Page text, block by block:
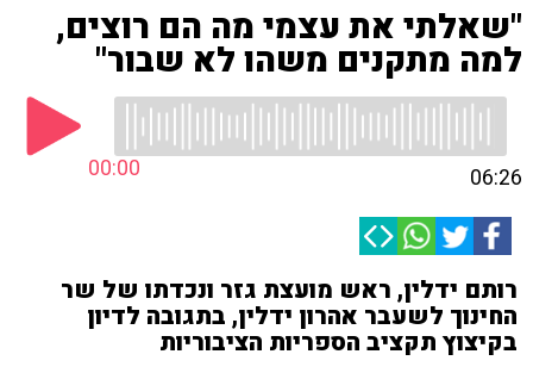
"שאלתי את עצמי מה הם רוצים,
למה מתקנים משהו לא שבור"
00:00 06:26
רותם ידלין, ראש מועצת גזר ונכדתו של שר
החינוך לשעבר אהרון ידלין, בתגובה לדיון
בקיצוץ תקציב הספריות הציבוריות